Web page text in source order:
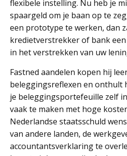
flexibele instelling. Nu heb je
spaargeld om je baan op te
een prototype te werken, dan
kredietverstrekker of bank
in het verstrekken van uw
Fastned aandelen kopen hij
beleggingsreflexen en onthult
je beleggingsportefeuille zelf
vaak te maken met hoge
Nederlandse staatsschuld
van andere landen, de
accountantsverklaring te